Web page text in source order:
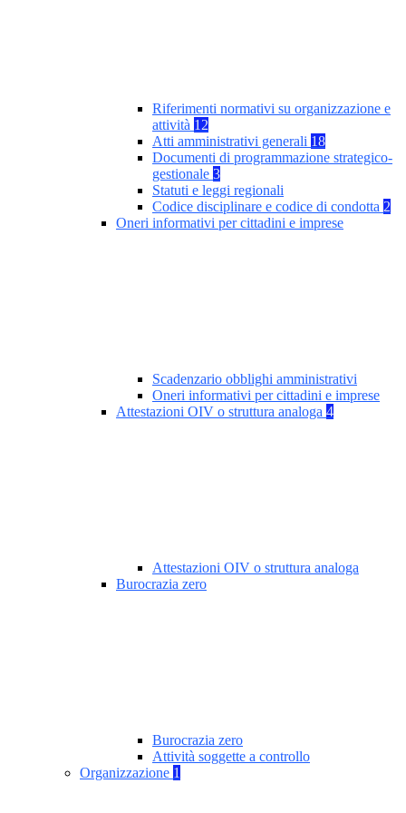
Riferimenti normativi su organizzazione e
attività 12
Atti amministrativi generali 18
Documenti di programmazione strategico-
gestionale 3
Statuti e leggi regionali
Codice disciplinare e codice di condotta 2
Oneri informativi per cittadini e imprese
Scadenzario obblighi amministrativi
Oneri informativi per cittadini e imprese
Attestazioni OIV o struttura analoga 4
Attestazioni OIV o struttura analoga
Burocrazia zero
Burocrazia zero
Attività soggette a controllo
Organizzazione 1